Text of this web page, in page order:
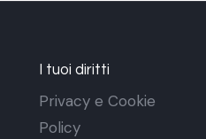
I tuoi diritti
Privacy e Cookie
Policy